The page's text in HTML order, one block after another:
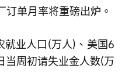
单月率将重磅出炉。
业人口(万人)、美国6
当周初请失业金人数(万